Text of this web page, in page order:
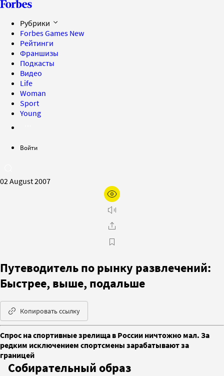
Рубрики
Forbes Games New
Рейтинги
Франшизы
Подкасты
Видео
Life
Woman
Sport
Young
Войти
02 August 2007
Путеводитель по рынку развлечений:
Быстрее, выше, подальше
Копировать ссылку
Спрос на спортивные зрелища в России ничтожно мал. За
редким исключением спортсмены зарабатывают за
границей
Собирательный образ